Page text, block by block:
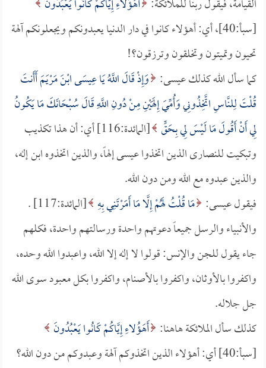
القيامة، فيقول ربنا للملائكة: أَهَؤُلاءِ إِيَّاكُمْ كَانُوا يَعْبُدُونَ
[سبأ:40]، أي: أهؤلاء كانوا في دار الدنيا يعبدونكم ويجعلونكم آلهة
تحيون وتميتون وتخلقون وترزقون؟!
كما سأل الله كذلك عيسى: وَإِذْ قَالَ اللَّهُ يَا عِيسَى ابْنَ مَرْيَمَ أَأَنتَ
قُلْتَ لِلنَّاسِ اتَّخِذُونِي وَأُمِّيَ إِلَهَيْنِ مِنْ دُونِ اللَّهِ قَالَ سُبْحَانَكَ مَا يَكُونُ
لِي أَنْ أَقُولَ مَا لَيْسَ لِي بِحَقٍّ
[المائدة:116] أي: أن هذا تكذيب
وتبكيت للنصارى الذين اتخذوا عيسى إلهاً، والذين اتخذوه ابن إله،
والذين عبدوه مع الله ومن دون الله.
فيقول عيسى: مَا قُلْتُ لَهُمْ إِلَّا مَا أَمَرْتَنِي بِهِ [المائدة:117] .
والأنبياء والرسل جميعاً دعوتهم واحدة ورسالتهم واحدة، فكلهم
جاء يقول للجن والإنس: قولوا لا إله إلا الله، واعبدوا الله وحده،
واكفروا بالأوثان، واكفروا بالأصنام، واكفروا بكل معبود سوى الله
جل جلاله.
كذلك سأل الملائكة هاهنا: أَهَؤُلاءِ إِيَّاكُمْ كَانُوا يَعْبُدُونَ
[سبأ:40] أي: أهؤلاء الذين اتخذوكم آلهة وعبدوكم من دون الله؟